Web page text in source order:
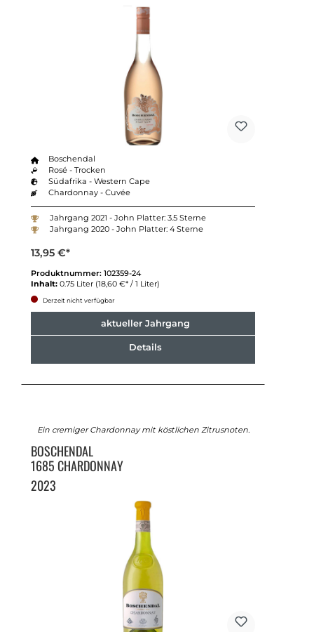
Boschendal
Rosé - Trocken
Südafrika - Western Cape
Chardonnay - Cuvée
Jahrgang 2021 - John Platter: 3.5 Sterne
Jahrgang 2020 - John Platter: 4 Sterne
13,95 €*
Produktnummer: 102359-24
Inhalt: 0.75 Liter (18,60 €* / 1 Liter)
Derzeit nicht verfügbar
aktueller Jahrgang
Details
Ein cremiger Chardonnay mit köstlichen Zitrusnoten.
BOSCHENDAL
1685 CHARDONNAY
2023